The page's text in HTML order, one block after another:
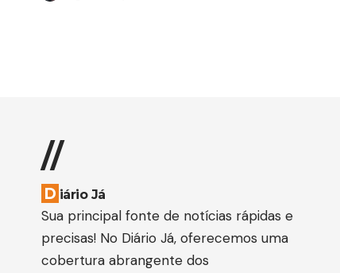
//
D iário Já
Sua principal fonte de notícias rápidas e
precisas! No Diário Já, oferecemos uma
cobertura abrangente dos